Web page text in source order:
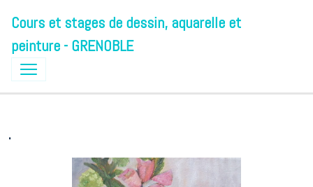
Cours et stages de dessin, aquarelle et
peinture - GRENOBLE
.